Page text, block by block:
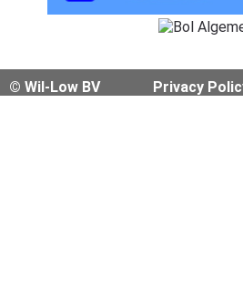
© Wil-Low BV Privacy